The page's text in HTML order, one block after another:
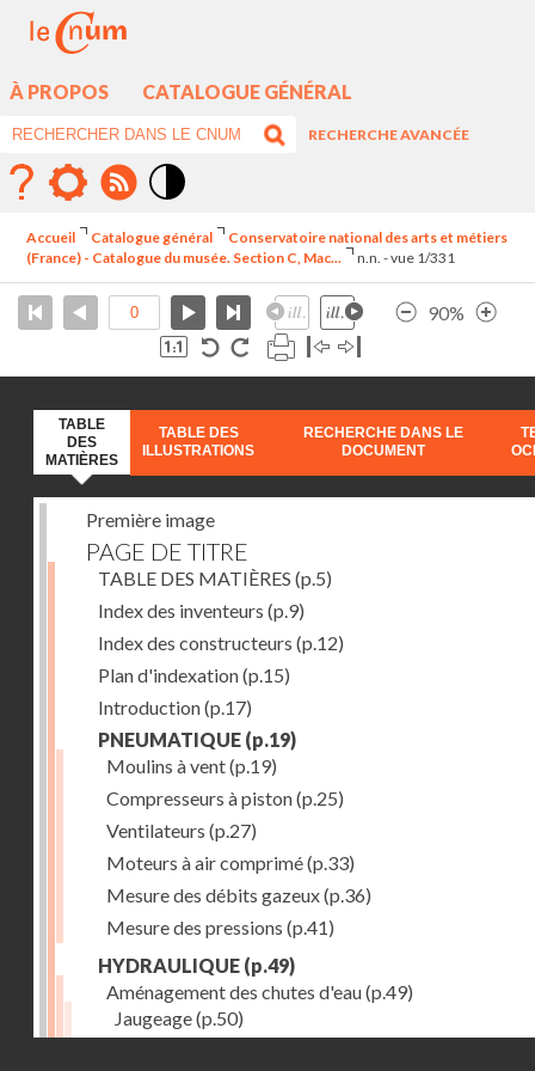
À PROPOS CATALOGUE GÉNÉRAL
RECHERCHE AVANCÉE
élévé
Accueil Catalogue général
Conservatoire national des arts et métiers
(France) - Catalogue du musée. Section C, Mac...
n.n. - vue 1/331
90%
TABLE
DES
MATIÈRES
TABLE DES
ILLUSTRATIONS
RECHERCHE DANS LE
DOCUMENT
Première image
PAGE DE TITRE
TABLE DES MATIÈRES (p.5)
Index des inventeurs (p.9)
Index des constructeurs (p.12)
Plan d'indexation(p.15)
Introduction(p.17)
PNEUMATIQUE (p.19)
Moulins à vent(p.19)
Compresseurs à piston(p.25)
Ventilateurs (p.27)
Moteurs à air comprimé(p.33)
Mesure des débits gazeux(p.36)
Mesure des pressions (p.41)
HYDRAULIQUE (p.49)
Aménagement des chutes d'eau(p.49)
Jaugeage(p.50)